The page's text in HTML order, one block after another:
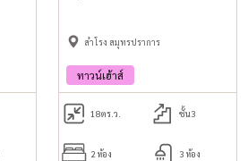
สำโรง สมุทรปราการ
ทาวน์เฮ้าส์
18ตร.ว. ชั้น3
2 ห้อง 3 ห้อง